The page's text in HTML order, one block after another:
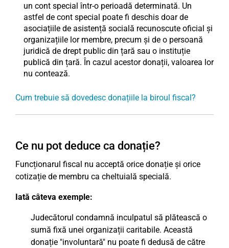
un cont special într-o perioadă determinată. Un
astfel de cont special poate fi deschis doar de
asociațiile de asistență socială recunoscute oficial și
organizațiile lor membre, precum și de o persoană
juridică de drept public din țară sau o instituție
publică din țară. În cazul acestor donații, valoarea lor
nu contează.
Cum trebuie să dovedesc donațiile la biroul fiscal?
Ce nu pot deduce ca donație?
Funcționarul fiscal nu acceptă orice donație și orice
cotizație de membru ca cheltuială specială.
Iată câteva exemple:
Judecătorul condamnă inculpatul să plătească o
sumă fixă unei organizații caritabile. Această
donație "involuntară" nu poate fi dedusă de către